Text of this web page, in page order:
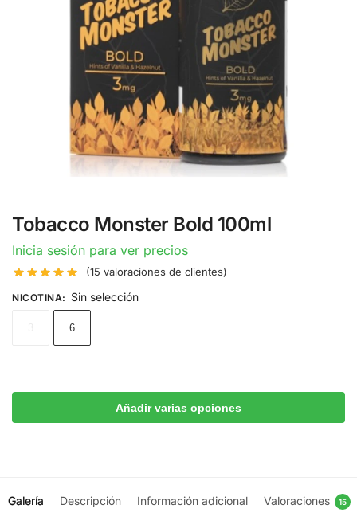
Tobacco Monster Bold 100ml
Inicia sesión para ver precios
(15 valoraciones de clientes)
NICOTINA: Sin selección
6
Añadir varias opciones
Galería Descripción Información adicional Valoraciones 15